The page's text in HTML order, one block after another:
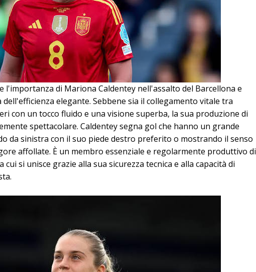
l'importanza di Mariona Caldentey nell'assalto del Barcellona e
dell'efficienza elegante. Sebbene sia il collegamento vitale tra
con un tocco fluido e una visione superba, la sua produzione di
spettacolare. Caldentey segna gol che hanno un grande
da sinistra con il suo piede destro preferito o mostrando il senso
affollate. È un membro essenziale e regolarmente produttivo di
si unisce grazie alla sua sicurezza tecnica e alla capacità di